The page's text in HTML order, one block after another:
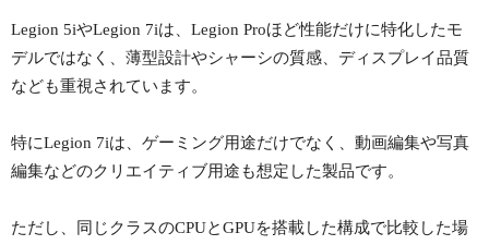
Legion 5iやLegion 7iは、Legion Proほど性能だけに特化したモ
デルではなく、薄型設計やシャーシの質感、ディスプレイ品質
なども重視されています。
特にLegion 7iは、ゲーミング用途だけでなく、動画編集や写真
編集などのクリエイティブ用途も想定した製品です。
ただし、同じクラスのCPUとGPUを搭載した構成で比較した場